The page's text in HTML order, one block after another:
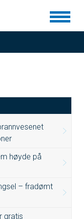
høyde på
– fradømt
gratis